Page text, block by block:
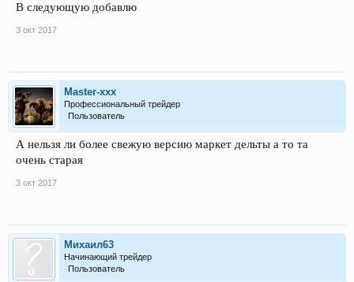
В следующую добавлю
3 окт 2017
Master-xxx
Профессиональный трейдер
Пользователь
А нельзя ли более свежую версию маркет дельты а то та
очень старая
3 окт 2017
Михаил63
Начинающий трейдер
Пользователь